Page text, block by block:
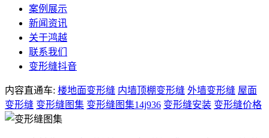
案例展示
新闻资讯
关于鸿越
联系我们
变形缝抖音
内容直通车: 楼地面变形缝 内墙顶棚变形缝 外墙变形缝 屋面
变形缝 变形缝图集 变形缝图集14j936 变形缝安装 变形缝价格